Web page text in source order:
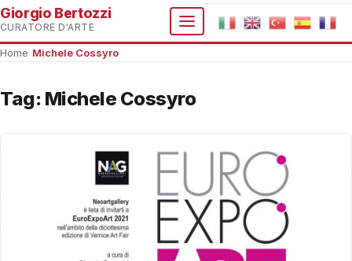
Giorgio Bertozzi
CURATORE D'ARTE
Home Michele Cossyro
Tag: Michele Cossyro